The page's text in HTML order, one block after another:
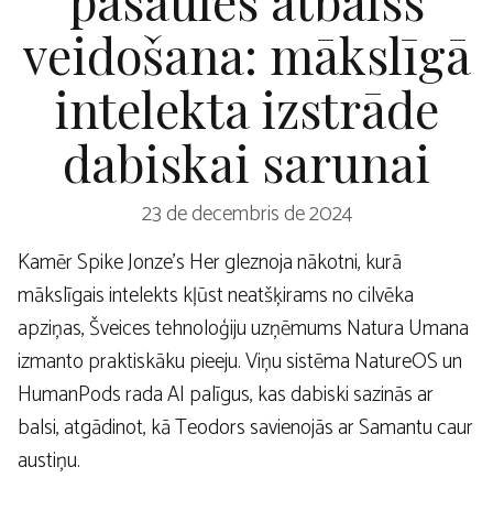
veidošana: mākslīgā
intelekta izstrāde
dabiskai sarunai
23 de decembris de 2024
Kamēr Spike Jonze’s Her gleznoja nākotni, kurā
mākslīgais intelekts kļūst neatšķirams no cilvēka
apziņas, Šveices tehnoloģiju uzņēmums Natura Umana
izmanto praktiskāku pieeju. Viņu sistēma NatureOS un
HumanPods rada AI palīgus, kas dabiski sazinās ar
balsi, atgādinot, kā Teodors savienojās ar Samantu caur
austiņu.